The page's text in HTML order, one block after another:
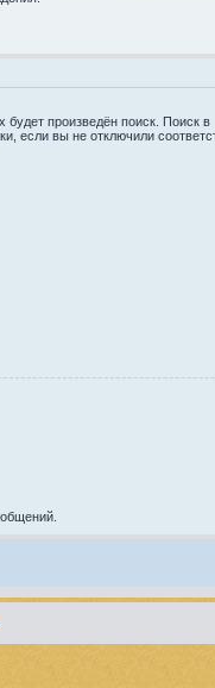
произведён поиск. Поиск в
если вы не отключили